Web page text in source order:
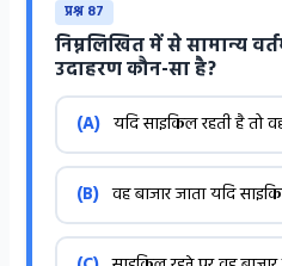
प्रश्न 87
निम्नलिखित में से सामान्य
उदाहरण कौन-सा है?
(A) यदि साइकिल रहती है तो
(B) वह बाजार जाता यदि